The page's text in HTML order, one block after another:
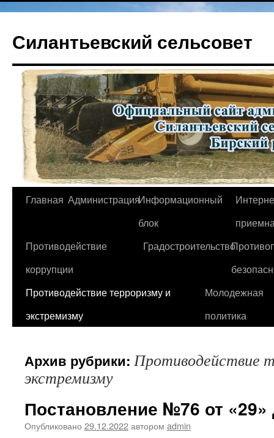
содержимому
Силантьевский сельсовет
Главная АдминистрацияИнформационный
блок
Противодействие
коррупции
Градостроительство
Противодействие терроризму и
экстремизму
Молодежная
политика
Архив рубрики: Противодействие
экстремизму
Постановление №76 от «29»
Опубликовано 29.12.2022автором admin